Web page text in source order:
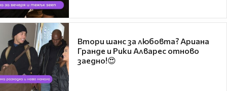
Втори шанс за любовта? Ариана
Гранде и Рики Алварес отново
заедно!😍